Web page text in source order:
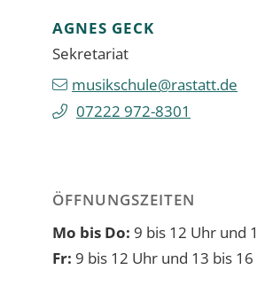
AGNES GECK
Sekretariat
musikschule@rastatt.de
07222 972-8301
ÖFFNUNGSZEITEN
Mo bis Do: 9 bis 12 Uhr und
Fr: 9 bis 12 Uhr und 13 bis